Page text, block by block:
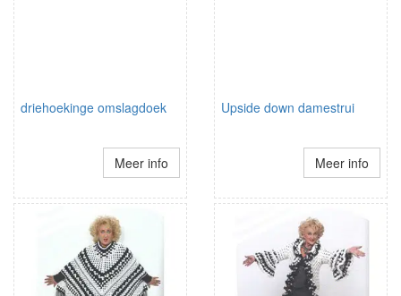
driehoekinge omslagdoek
Meer info
Upside down damestrui
Meer info